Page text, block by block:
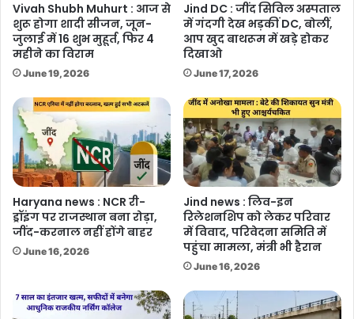
Vivah Shubh Muhurt : आज से
शुरू होगा शादी सीजन, जून-
जुलाई में 16 शुभ मुहूर्त, फिर 4
महीने का विराम
June 19, 2026
Jind DC : जींद सिविल अस्पताल
में गंदगी देख भड़कीं DC, बोलीं,
आप खुद बाथरूम में खड़े होकर
दिखाओ
June 17, 2026
Haryana news : NCR री-
ड्रॉइंग पर राजस्थान बना रोड़ा,
जींद-करनाल नहीं होंगे बाहर
June 16, 2026
Jind news : लिव-इन
रिलेशनशिप को लेकर परिवार
में विवाद, परिवेदना समिति में
पहुंचा मामला, मंत्री भी हैरान
June 16, 2026